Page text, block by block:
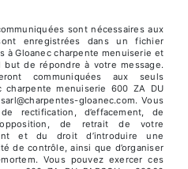
sont nécessaires aux
enregistrées dans un fichier
à Gloanec charpente menuiserie et
de répondre à votre message.
communiquées aux seuls
charpente menuiserie 600 ZA DU
gloanec.com. Vous
rectification, d’effacement, de
de retrait de votre
et du droit d’introduire une
de contrôle, ainsi que d’organiser
Vous pouvez exercer ces